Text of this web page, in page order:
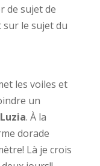
de sujet de
le sujet du
les voiles et
un
. À la
dorade
Là je crois